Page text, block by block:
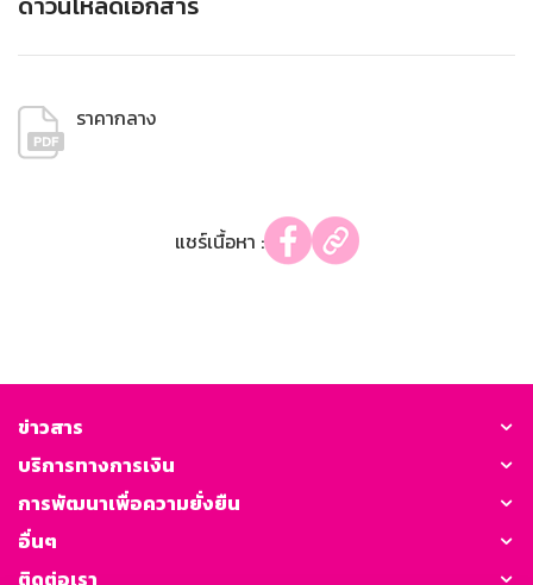
ราคากลาง
แชร์เนื้อหา :
ข่าวสาร
บริการทางการเงิน
การพัฒนาเพื่อความยั่งยืน
อื่นๆ